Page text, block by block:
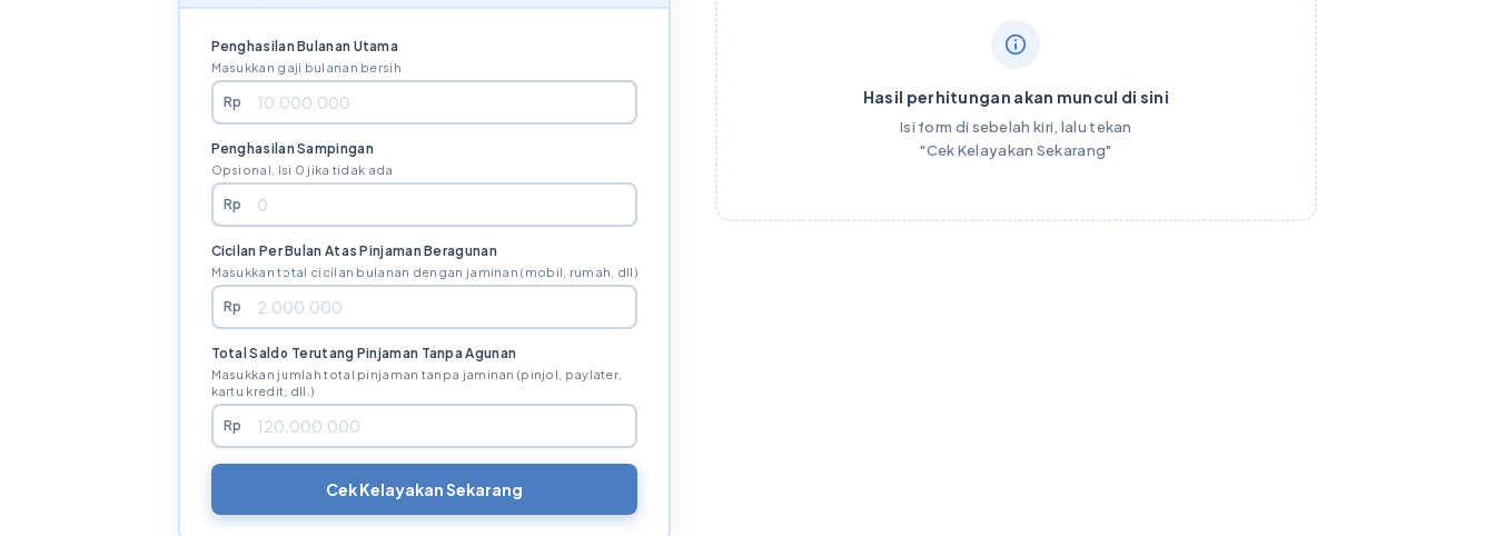
Penghasilan Bulanan Utama
Masukkan gaji bulanan bersih
Rp
Penghasilan Sampingan
Opsional. Isi 0 jika tidak ada
Rp
Cicilan Per Bulan Atas Pinjaman Beragunan
Masukkan total cicilan bulanan dengan jaminan (mobil, rumah, dll)
Rp
Total Saldo Terutang Pinjaman Tanpa Agunan
Masukkan jumlah total pinjaman tanpa jaminan (pinjol, paylater,
kartu kredit, dll.)
Rp
Cek Kelayakan Sekarang
Hasil perhitungan akan muncul di sini
Isi form di sebelah kiri, lalu tekan
"Cek Kelayakan Sekarang"